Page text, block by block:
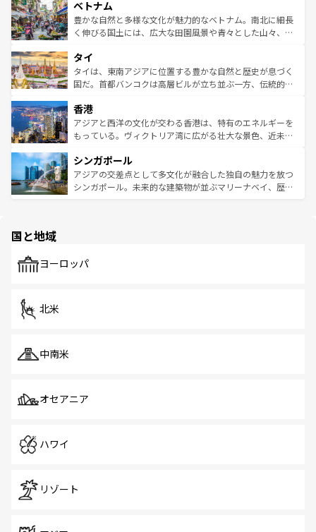
参照してほしい。
容にもいいと評判のスイーツなど、バラエティ豊かな料理
が味わえる。 なお、新着の台湾情報は コンテンツ一覧を参
照してほしい。
き、地方に足を延ばせば四季折々の自然美を楽しむことが
できる。そして、キムチや焼肉、絶品のストリートフード
まで、さまざまな韓国料理が待っている。夜には、韓国な
リティに包まれながら、韓国の多彩な魅力を心ゆくまで味
わってみてほしい。 なお、新着の韓国情報はコンテンツ一
覧を参照してほしい。
ベトナム
豊かな自然と多様な文化が魅力的なベトナム。南北に細長
く伸びる国土には、広大な田園風景や青々とした山々、世
急速な発展と共に伝統が息づく。ハノイの古い町並みやホ
ーチミン市のフランス統治時代の建物も、独特の雰囲気を
醸し出している。また、バラエティの豊かさとおいしさで
とつ。フォーやバインミー、ベトナムコーヒーなどは、ぜ
ひ現地で味わいたい。どの地域を訪れてもあたたかい人々
が旅行者を迎えてくれるので、きっと忘れられない旅にな
参照してほしい。
タイ
タイは、東南アジアに位置する豊かな自然と歴史が息づく
国だ。首都バンコクは高層ビルが立ち並ぶ一方、伝統的な
の活気が交差している。北部ではチェンマイなどの山岳地
帯で自然と触れ合い、南部ではプーケットやクラビの美し
いビーチでリゾート気分を楽しむことができる。タイ料理
激する。気候は一年中温暖で、どの季節にも異なる楽しみ
が待っている。親しみやすいタイの人々、仏教を中心とし
た文化、そして多様な観光資源が、訪れる旅人を魅了し続
香港
アジアと西洋の文化が交わる香港は、特有のエネルギーを
もっている。ヴィクトリア湾に広がる壮大な景色、近未来
み、どこを訪れても感動するはず。観光スポットが密集し
ており、効率よく見どころを回れるのも魅力。息をのむよ
うな絶景から文化的な体験まで、香港を存分に楽しみ尽く
シンガポール
アジアの交差点として多文化が融合した独自の魅力を放つ
シンガポール。未来的な建築物が並ぶマリーナベイ、歴史
で、ホーカーズは地元の風情を楽しめる外せないスポット
国と地域
ヨーロッパ
北米
中南米
オセアニア
ハワイ
リゾート